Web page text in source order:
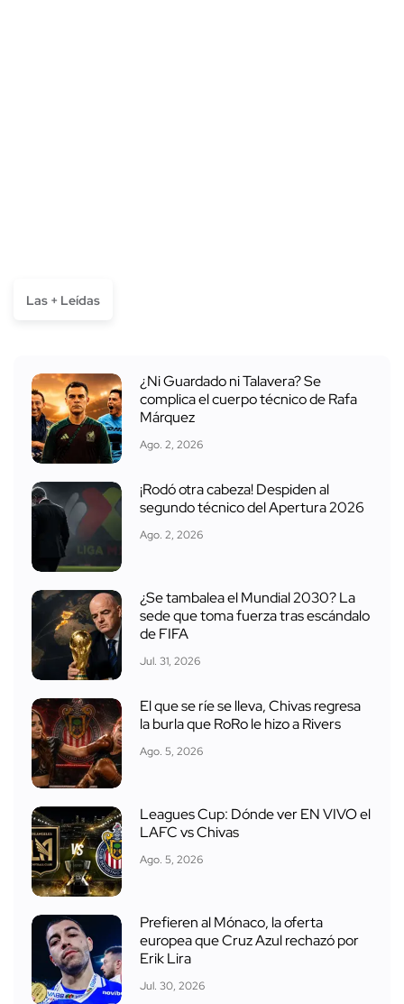
Las + Leídas
¿Ni Guardado ni Talavera? Se
complica el cuerpo técnico de Rafa
Márquez
Ago. 2, 2026
¡Rodó otra cabeza! Despiden al
segundo técnico del Apertura 2026
Ago. 2, 2026
¿Se tambalea el Mundial 2030? La
sede que toma fuerza tras escándalo
de FIFA
Jul. 31, 2026
El que se ríe se lleva, Chivas regresa
la burla que RoRo le hizo a Rivers
Ago. 5, 2026
Leagues Cup: Dónde ver EN VIVO el
LAFC vs Chivas
Ago. 5, 2026
Prefieren al Mónaco, la oferta
europea que Cruz Azul rechazó por
Erik Lira
Jul. 30, 2026